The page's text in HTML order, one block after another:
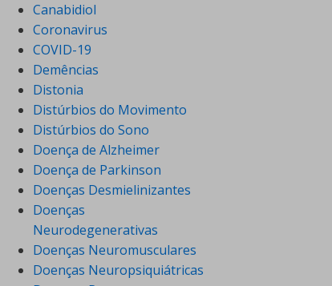
Canabidiol
Coronavirus
COVID-19
Demências
Distonia
Distúrbios do Movimento
Distúrbios do Sono
Doença de Alzheimer
Doença de Parkinson
Doenças Desmielinizantes
Doenças
Neurodegenerativas
Doenças Neuromusculares
Doenças Neuropsiquiátricas